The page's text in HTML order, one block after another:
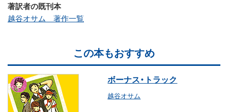
著訳者の既刊本
越谷オサム 著作一覧
この本もおすすめ
ボーナス・トラック
越谷オサム